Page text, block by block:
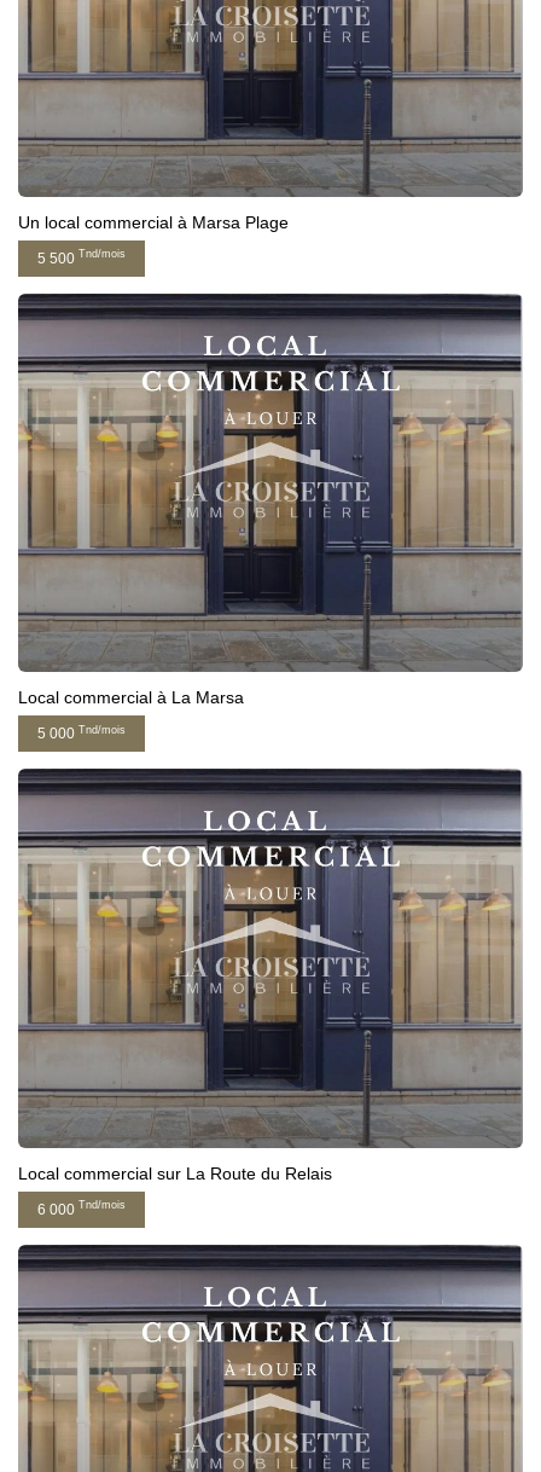
Un local commercial à Marsa Plage
5 500 Tnd/mois
Local commercial à La Marsa
5 000 Tnd/mois
Local commercial sur La Route du Relais
6 000 Tnd/mois